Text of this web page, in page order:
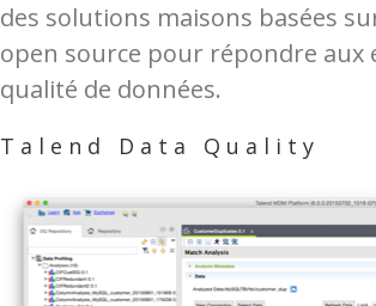
des solutions maisons basées
open source pour répondre aux
qualité de données.
Talend Data Quality